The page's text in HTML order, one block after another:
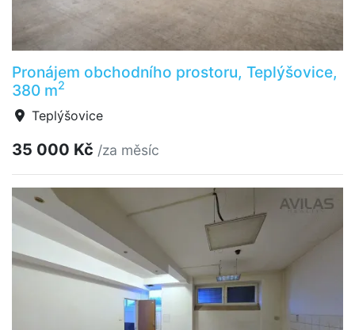
Pronájem obchodního prostoru, Teplýšovice,
380 m2
Teplýšovice
35 000 Kč /za měsíc